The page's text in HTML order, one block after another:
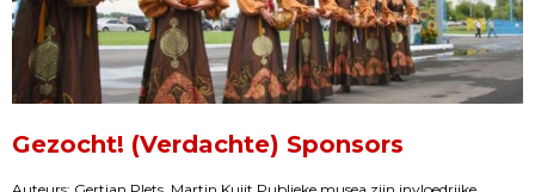
Gezocht! (Verdachte) Sponsors